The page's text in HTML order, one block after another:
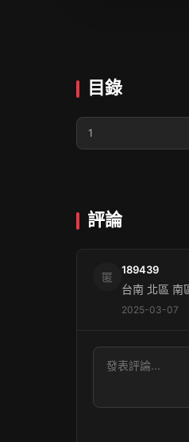
目錄
1
評論
匿
189439
台南 北區 南
2025-03-07